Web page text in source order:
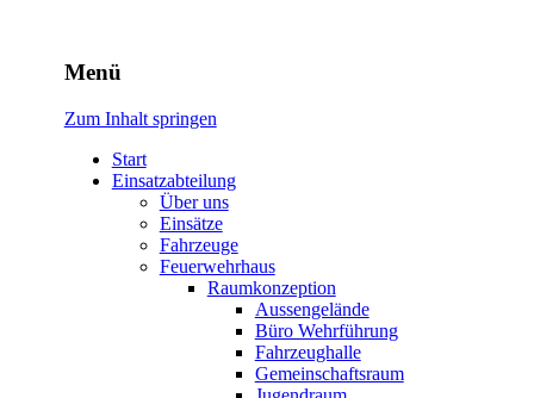
Freiwillige Feuerwehr
Rodheim v.d.H.
Menü
Zum Inhalt springen
Start
Einsatzabteilung
Über uns
Einsätze
Fahrzeuge
Feuerwehrhaus
Raumkonzeption
Aussengelände
Büro Wehrführung
Fahrzeughalle
Gemeinschaftsraum